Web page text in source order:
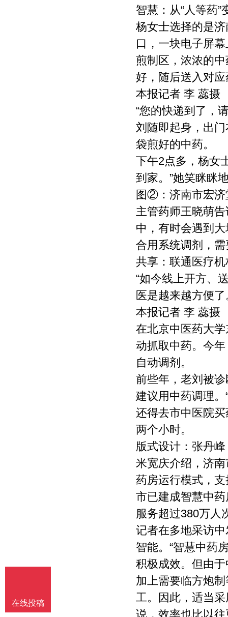
智慧：从“人等药”
杨女士选择的是
口，一块电子屏
煎制区，浓浓的
好，随后送入对
本报记者 李 蕊摄
“您的快递到了，
刘随即起身，出
袋煎好的中药。
下午2点多，杨女
到家。”她笑眯眯
图②：济南市宏济
主管药师王晓萌
中，有时会遇到
合用系统调剂，
共享：联通医疗机
“如今线上开方、
医是越来越方便了
本报记者 李 蕊摄
在北京中医药大
动抓取中药。今
自动调剂。
前些年，老刘被
建议用中药调理
还得去市中医院
两个小时。
版式设计：张丹峰
米宽庆介绍，济
药房运行模式，
市已建成智慧中
服务超过380万人
记者在多地采访
智能。“智慧中药
积极成效。但由
加上需要临方炮
工。因此，适当
说，效率也比以
在线投稿